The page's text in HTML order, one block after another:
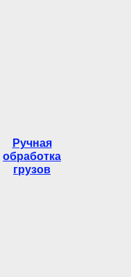
Ручная
обработка
грузов